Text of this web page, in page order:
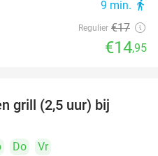
9 min. directions_walk
Regulier €17
€14,95
grill (2,5 uur) bij
Do
Vr